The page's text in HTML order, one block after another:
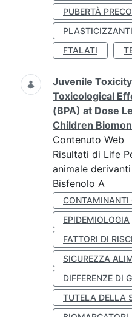
PUBERTÀ
PLASTICIZZANTI
FTALATI
Juvenile
Toxicological
(BPA) at Dose
Children
Contenuto Web
Risultati di Life
animale
Bisfenolo A
CONTAMINANTI
EPIDEMIOLOGIA
FATTORI DI
SICUREZZA
DIFFERENZE DI
TUTELA DELLA